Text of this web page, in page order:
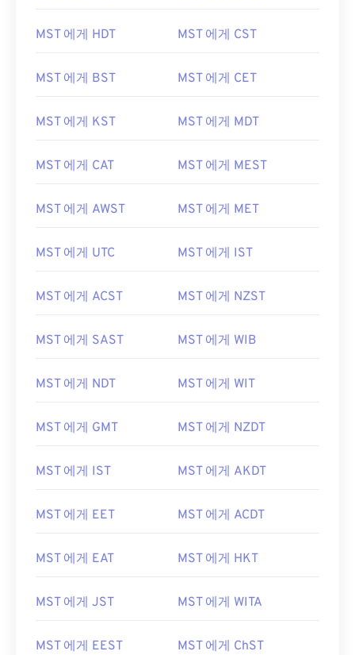
MST 에게 HDT MST 에게 CST
MST 에게 BST MST 에게 CET
MST 에게 KST MST 에게 MDT
MST 에게 CAT MST 에게 MEST
MST 에게 AWST MST 에게 MET
MST 에게 UTC MST 에게 IST
MST 에게 ACST MST 에게 NZST
MST 에게 SAST MST 에게 WIB
MST 에게 NDT MST 에게 WIT
MST 에게 GMT MST 에게 NZDT
MST 에게 IST MST 에게 AKDT
MST 에게 EET MST 에게 ACDT
MST 에게 EAT MST 에게 HKT
MST 에게 JST MST 에게 WITA
MST 에게 EEST MST 에게 ChST